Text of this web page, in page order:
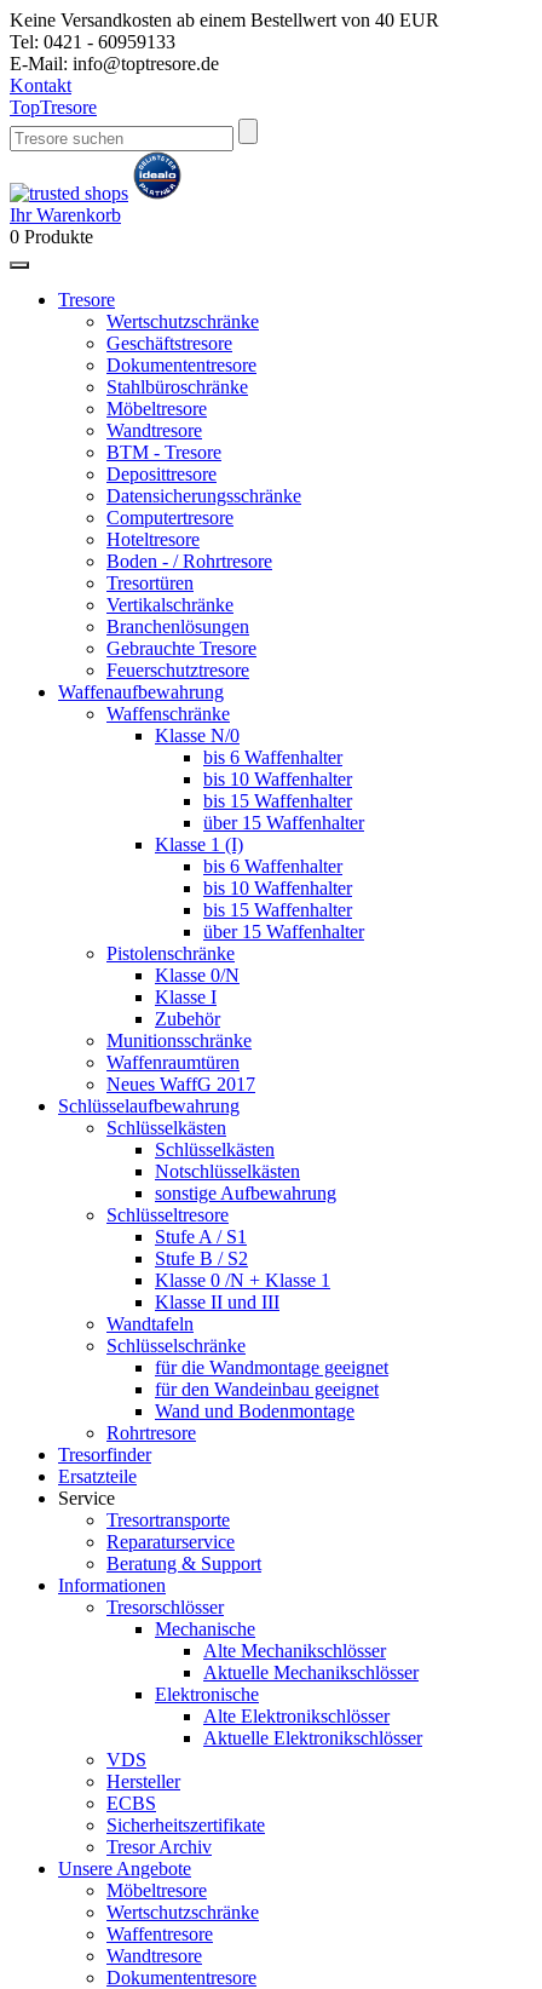
Keine Versandkosten ab einem Bestellwert von 40 EUR
Tel: 0421 - 60959133
E-Mail: info@toptresore.de
Kontakt
TopTresore
Ihr Warenkorb
0 Produkte
Tresore
Wertschutzschränke
Geschäftstresore
Dokumententresore
Stahlbüroschränke
Möbeltresore
Wandtresore
BTM - Tresore
Deposittresore
Datensicherungsschränke
Computertresore
Hoteltresore
Boden - / Rohrtresore
Tresortüren
Vertikalschränke
Branchenlösungen
Gebrauchte Tresore
Feuerschutztresore
Waffenaufbewahrung
Waffenschränke
Klasse N/0
bis 6 Waffenhalter
bis 10 Waffenhalter
bis 15 Waffenhalter
über 15 Waffenhalter
Klasse 1 (I)
bis 6 Waffenhalter
bis 10 Waffenhalter
bis 15 Waffenhalter
über 15 Waffenhalter
Pistolenschränke
Klasse 0/N
Klasse I
Zubehör
Munitionsschränke
Waffenraumtüren
Neues WaffG 2017
Schlüsselaufbewahrung
Schlüsselkästen
Schlüsselkästen
Notschlüsselkästen
sonstige Aufbewahrung
Schlüsseltresore
Stufe A / S1
Stufe B / S2
Klasse 0 /N + Klasse 1
Klasse II und III
Wandtafeln
Schlüsselschränke
für die Wandmontage geeignet
für den Wandeinbau geeignet
Wand und Bodenmontage
Rohrtresore
Tresorfinder
Ersatzteile
Service
Tresortransporte
Reparaturservice
Beratung & Support
Informationen
Tresorschlösser
Mechanische
Alte Mechanikschlösser
Aktuelle Mechanikschlösser
Elektronische
Alte Elektronikschlösser
Aktuelle Elektronikschlösser
VDS
Hersteller
ECBS
Sicherheitszertifikate
Tresor Archiv
Unsere Angebote
Möbeltresore
Wertschutzschränke
Waffentresore
Wandtresore
Dokumententresore